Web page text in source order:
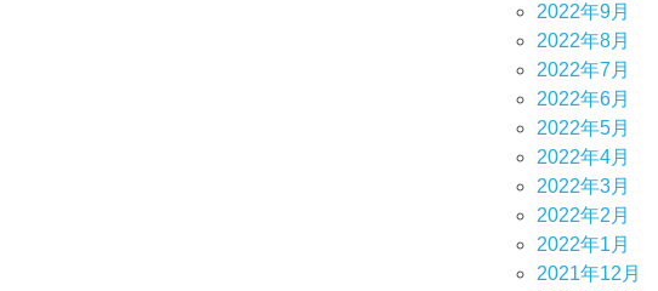
2022年9月
2022年8月
2022年7月
2022年6月
2022年5月
2022年4月
2022年3月
2022年2月
2022年1月
2021年12月